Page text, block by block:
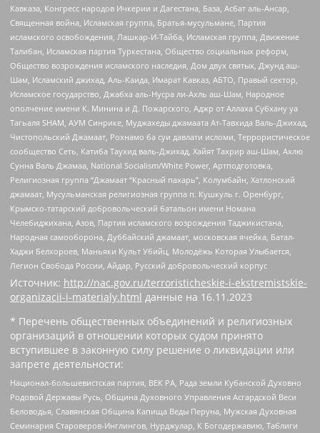
Кавказа, Конгресс народов Ичкерии и Дагестана, База, Асбат аль-Ансар,
Священная война, Исламская группа, Братья-мусульмане, Партия
исламского освобождения, Лашкар-И-Тайба, Исламская группа, Движение
Талибан, Исламская партия Туркестана, Общество социальных реформ,
Общество возрождения исламского наследия, Дом двух святых, Джунд аш-
Шам, Исламский джихад, Аль-Каида, Имарат Кавказ, АБТО, Правый сектор,
Исламское государство, Джабха аль-Нусра ли-Ахль аш-Шам, Народное
ополчение имени К. Минина и Д. Пожарского, Аджр от Аллаха Субхану уа
Тагьаля SHAM, АУМ Синрике, Муджахеды джамаата Ат-Тавхида Валь-Джихад,
Чистопольский Джамаат, Рохнамо ба суи давлати исломи, Террористическое
сообщество Сеть, Катиба Таухид валь-Джихад, Хайят Тахрир аш-Шам, Ахлю
Сунна Валь Джамаа, National Socialism/White Power, Артподготовка,
Религиозная группа “Джамаат “Красный пахарь”, Колумбайн, Хатлонский
джамаат, Мусульманская религиозная группа п. Кушкуль г. Оренбург,
Крымско-татарский добровольческий батальон имени Номана
Челебиджихана, Азов, Партия исламского возрождения Таджикистана,
Народная самооборона, Дуббайский джамаат, московская ячейка, Батал-
Хаджи Белхороев, Маньяки Культ Убийц, Молодёжь Которая Улыбается,
Легион Свобода России, Айдар, Русский добровольческий корпус
Источник: http://nac.gov.ru/terroristicheskie-i-ekstremistskie-
organizacii-i-materialy.html данные на 16.11.2023
* Перечень общественных объединений и религиозных
организаций в отношении которых судом принято
вступившее в законную силу решение о ликвидации или
запрете деятельности:
Национал-большевистская партия, ВЕК РА, Рада земли Кубанской Духовно
Родовой Державы Русь, Община Духовного Управления Асгардской Веси
Беловодья, Славянская Община Капища Веды Перуна, Мужская Духовная
Семинария Староверов-Инглингов, Нурджулар, К Богодержавию, Таблиги